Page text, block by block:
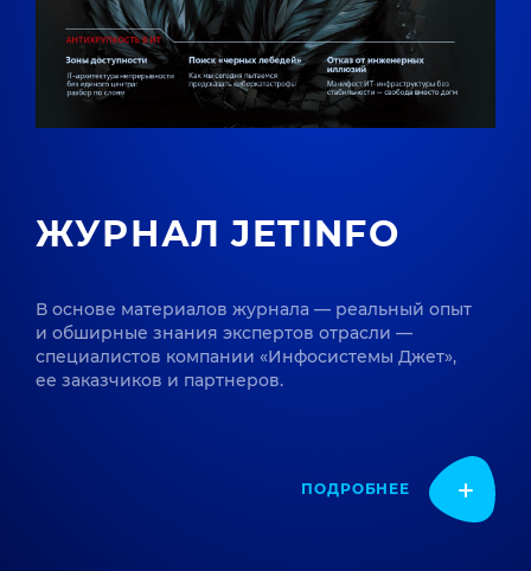
ЖУРНАЛ JETINFO
В основе материалов журнала — реальный опыт
и обширные знания экспертов отрасли —
специалистов компании «Инфосистемы Джет»,
ее заказчиков и партнеров.
ПОДРОБНЕЕ